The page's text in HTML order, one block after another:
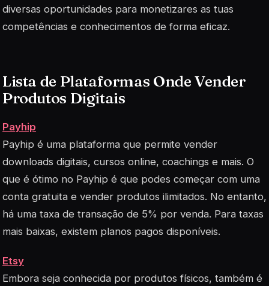
diversas oportunidades para monetizares as tuas
competências e conhecimentos de forma eficaz.
Lista de Plataformas Onde Vender
Produtos Digitais
Payhip
Payhip é uma plataforma que permite vender
downloads digitais, cursos online, coachings e mais. O
que é ótimo no Payhip é que podes começar com uma
conta gratuita e vender produtos ilimitados. No entanto,
há uma taxa de transação de 5% por venda. Para taxas
mais baixas, existem planos pagos disponíveis.
Etsy
Embora seja conhecida por produtos físicos, também é